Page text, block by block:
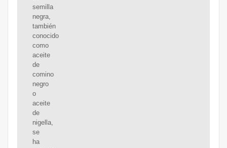
semilla
negra,
también
conocido
como
aceite
de
comino
negro
o
aceite
de
nigella,
se
ha